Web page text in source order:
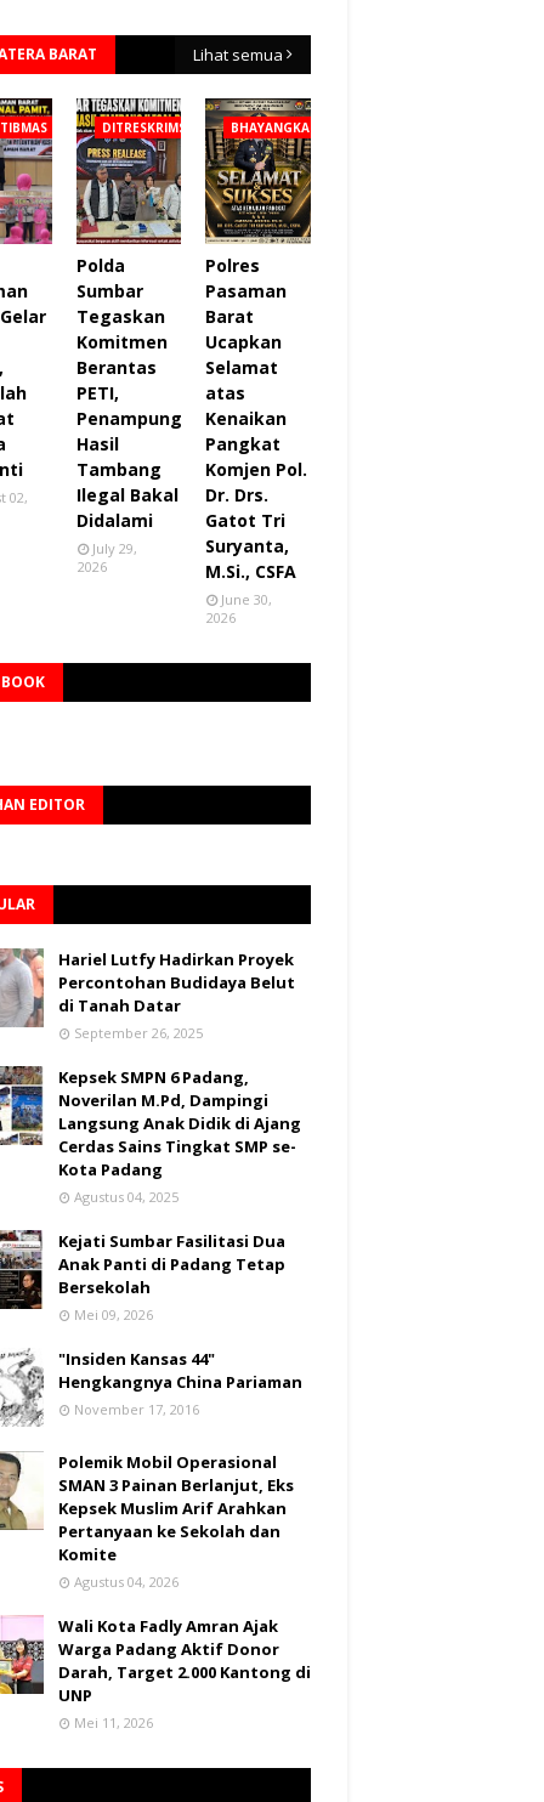
BARAT Lihat semua
02,
DITRESKRIMSUS
Polda
Sumbar
Tegaskan
Komitmen
Berantas
PETI,
Penampung
Hasil
Tambang
Ilegal Bakal
Didalami
July 29,
2026
BHAYANGKARA
Polres
Pasaman
Barat
Ucapkan
Selamat
atas
Kenaikan
Pangkat
Komjen Pol.
Dr. Drs.
Gatot Tri
Suryanta,
M.Si., CSFA
June 30,
2026
EDITOR
Hariel Lutfy Hadirkan Proyek
Percontohan Budidaya Belut
di Tanah Datar
September 26, 2025
Kepsek SMPN 6 Padang,
Noverilan M.Pd, Dampingi
Langsung Anak Didik di Ajang
Cerdas Sains Tingkat SMP se-
Kota Padang
Agustus 04, 2025
Kejati Sumbar Fasilitasi Dua
Anak Panti di Padang Tetap
Bersekolah
Mei 09, 2026
"Insiden Kansas 44"
Hengkangnya China Pariaman
November 17, 2016
Polemik Mobil Operasional
SMAN 3 Painan Berlanjut, Eks
Kepsek Muslim Arif Arahkan
Pertanyaan ke Sekolah dan
Komite
Agustus 04, 2026
Wali Kota Fadly Amran Ajak
Warga Padang Aktif Donor
Darah, Target 2.000 Kantong di
UNP
Mei 11, 2026